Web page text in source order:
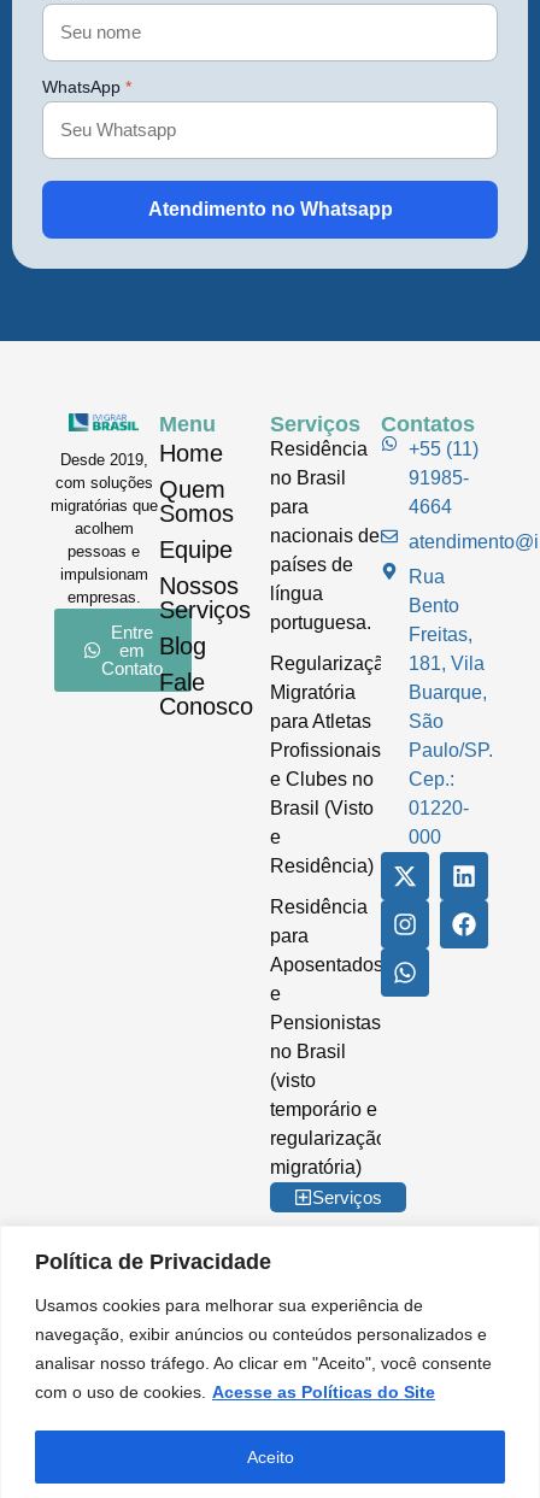
Política de Privacidade
Usamos cookies para melhorar sua experiência de
navegação, exibir anúncios ou conteúdos personalizados e
analisar nosso tráfego. Ao clicar em "Aceito", você consente
com o uso de cookies. Acesse as Políticas do Site
Aceito
WhatsApp *
Atendimento no Whatsapp
Desde 2019,
com soluções
migratórias que
acolhem
pessoas e
impulsionam
empresas.
Entre
em
Contato
Menu
Home
Quem
Somos
Equipe
Nossos
Serviços
Blog
Fale
Conosco
Serviços
Residência
no Brasil
para
nacionais de
países de
língua
portuguesa.
Regularização
Migratória
para Atletas
Profissionais
e Clubes no
Brasil (Visto
e
Residência)
Residência
para
Aposentados
e
Pensionistas
no Brasil
(visto
temporário e
regularização
migratória)
Serviços
Contatos
+55 (11)
91985-
4664
Rua
Bento
Freitas,
181, Vila
Buarque,
São
Paulo/SP.
Cep.:
01220-
000
35.842.274/0001-02. IMIGRAR BRASIL® é marca registrada no INPI. A
Imigrar Brasil é uma empresa privada de consultoria e assessoria
migratória. Não somos órgão do Governo Brasileiro e não mantemos
Nossos serviços são prestados de forma independente, no âmbito do setor
privado, para orientação e apoio em procedimentos migratórios.
PT